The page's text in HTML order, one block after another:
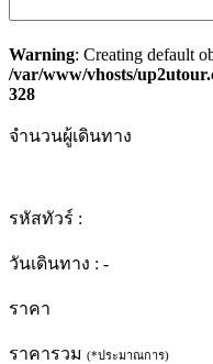
Warning: Creating default
/var/www/vhosts/
328
จำนวนผู้เดินทาง
รหัสทัวร์ :
วันเดินทาง : -
ราคา
ราคารวม (*ประมาณการ)